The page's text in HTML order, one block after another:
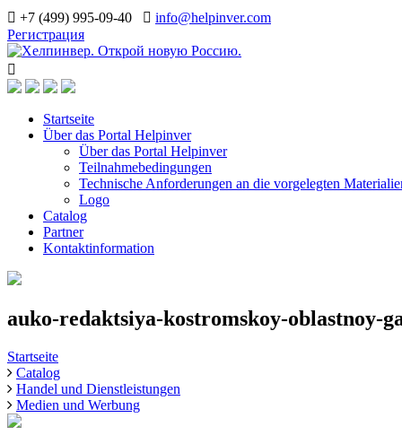
+7 (499) 995-09-40
info@helpinver.com
Регистрация
Startseite
Über das Portal Helpinver
Über das Portal Helpinver
Teilnahmebedingungen
Technische Anforderungen an die vorgelegten
Logo
Catalog
Partner
Kontaktinformation
auko-redaktsiya-kostromskoy-oblastnoy-
Startseite
Catalog
Handel und Dienstleistungen
Medien und Werbung